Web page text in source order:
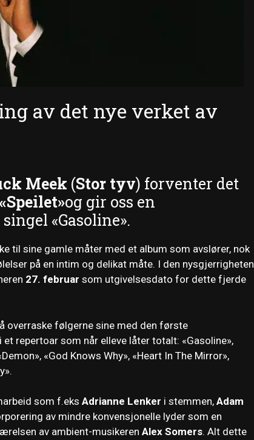
av det nye verket av
Meek (Stor tyv) forventer det
«Speilet»og gir oss en
«Gasoline».
til sine gamle måter med et album som avslører, nok
på en intim og delikat måte. I den nysgjerrigheten
27. februar som utgivelsesdato for dette fjerde
overraske følgerne sine med den første
repertoar som når elleve låter totalt: «Gasoline»,
«God Knows Why», «Heart In The Mirror»,
som f.eks Adrianne Lenker i stemmen, Adam
av mindre konvensjonelle lyder som en
av ambient-musikeren Alex Somers. Alt dette